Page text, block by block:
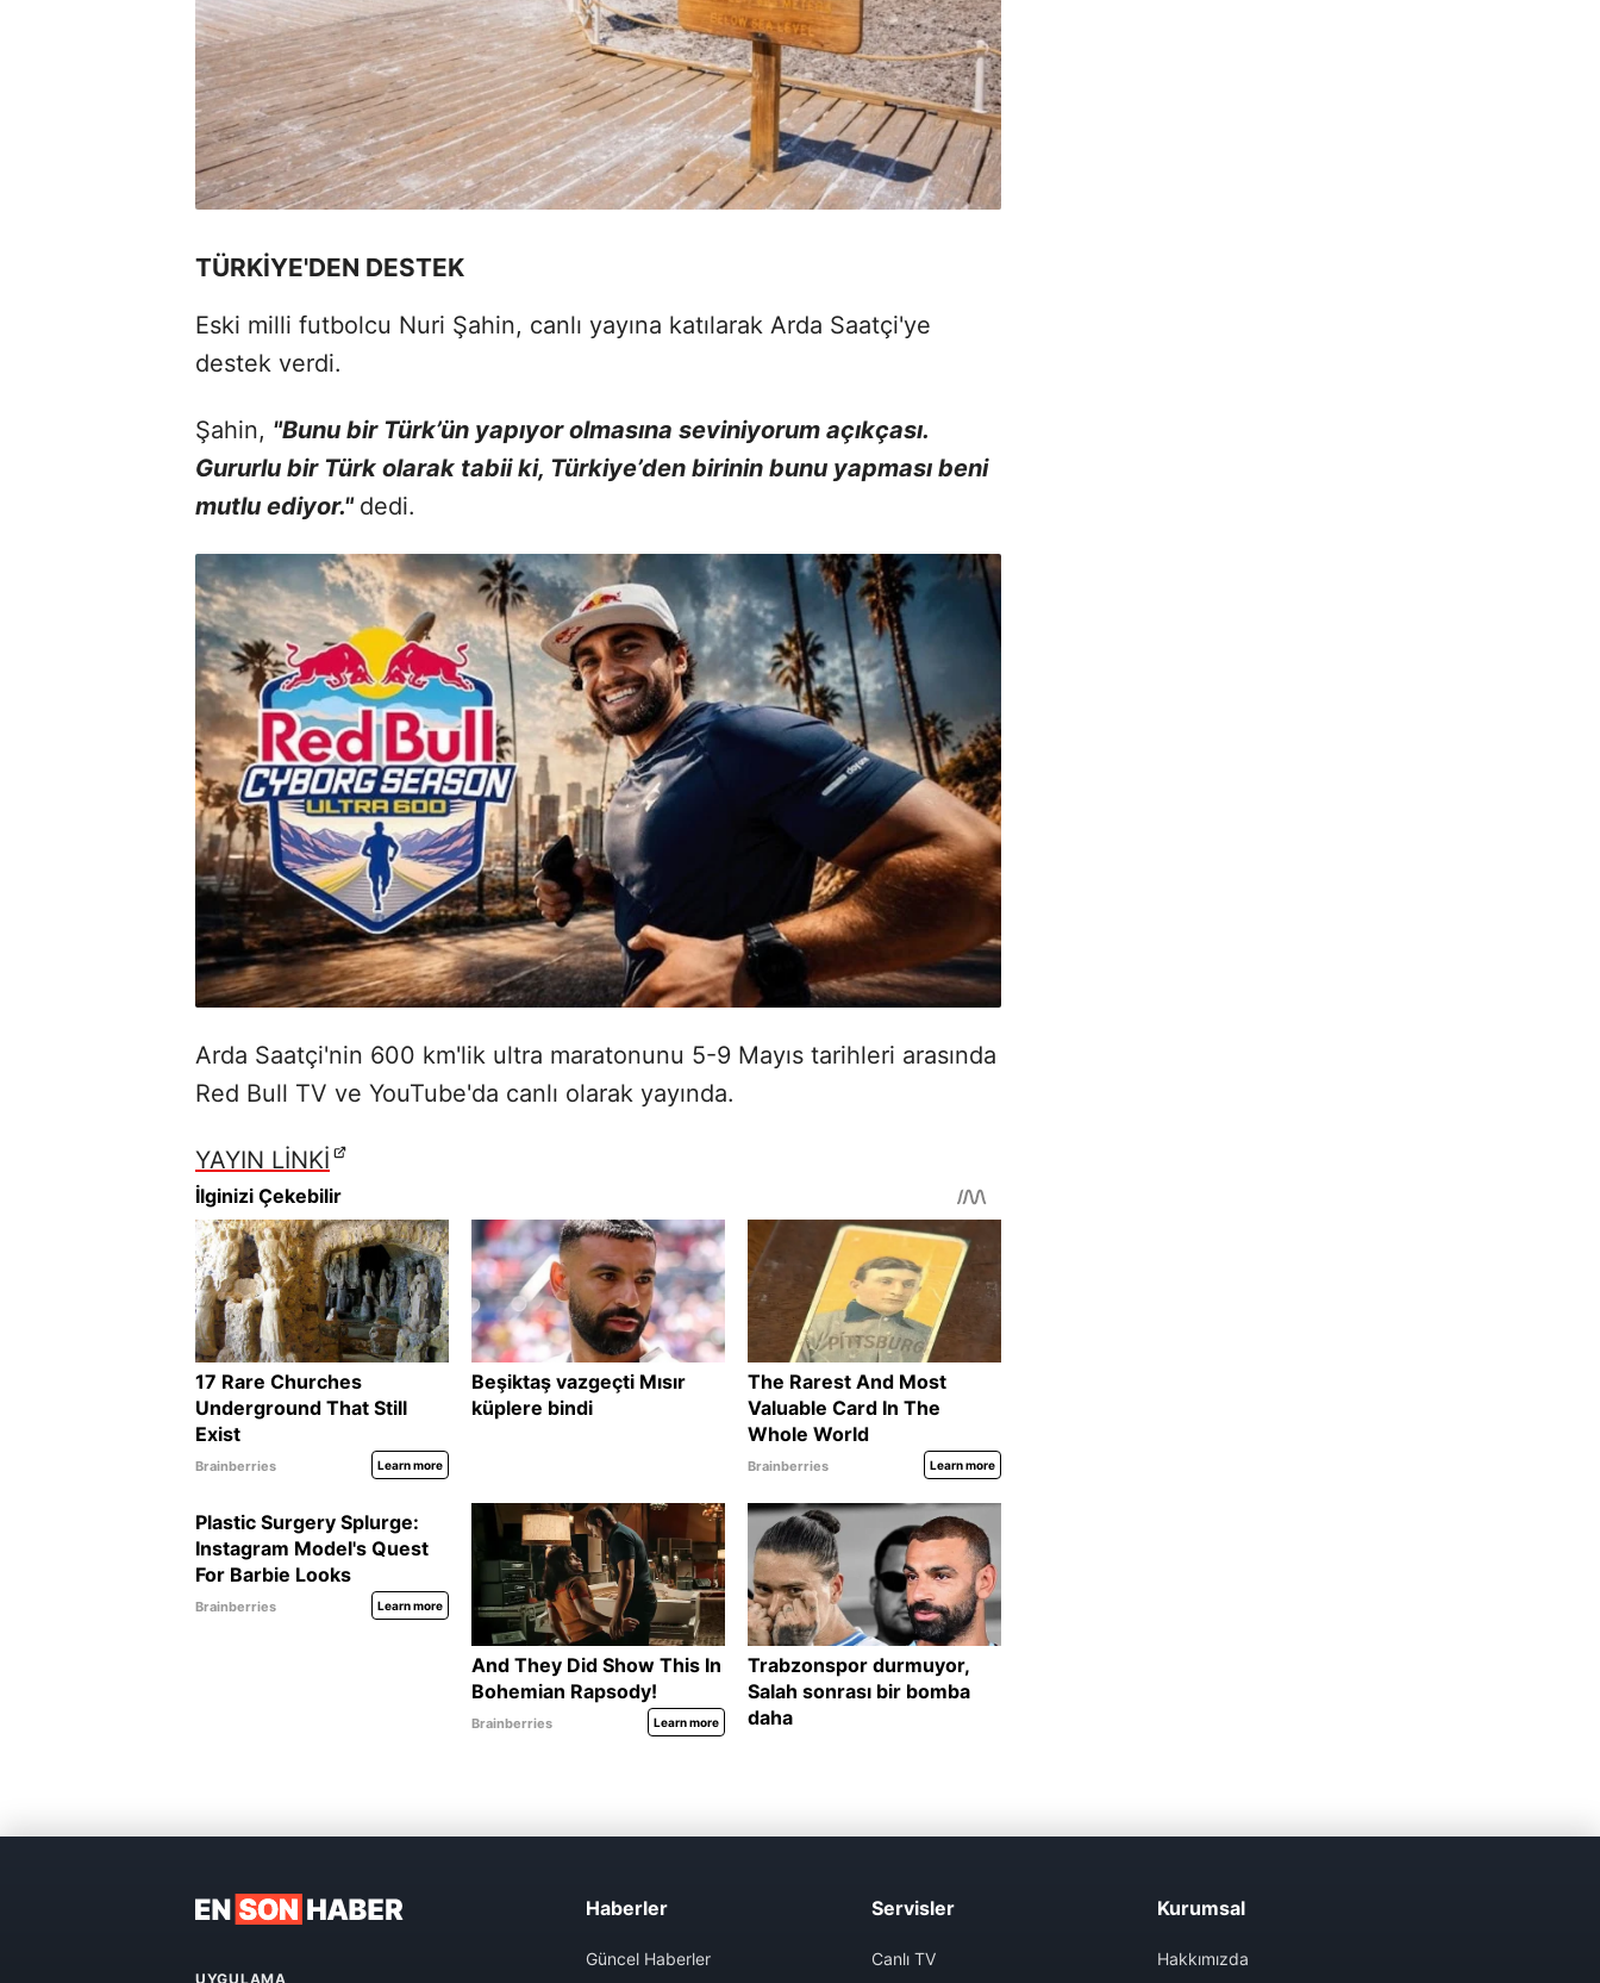
TÜRKİYE'DEN DESTEK
Eski milli futbolcu Nuri Şahin, canlı yayına katılarak Arda Saatçi'ye
destek verdi.
Şahin, "Bunu bir Türk’ün yapıyor olmasına seviniyorum açıkçası.
Gururlu bir Türk olarak tabii ki, Türkiye’den birinin bunu yapması beni
mutlu ediyor." dedi.
Arda Saatçi'nin 600 km'lik ultra maratonunu 5-9 Mayıs tarihleri ​​arasında
Red Bull TV ve YouTube'da canlı olarak yayında.
YAYIN LİNKİ
UYGULAMA
Haberler
Güncel Haberler
Servisler
Canlı TV
Kurumsal
Hakkımızda